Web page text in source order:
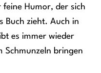
feine Humor, der sich
Buch zieht. Auch in
es immer wieder
Schmunzeln bringen